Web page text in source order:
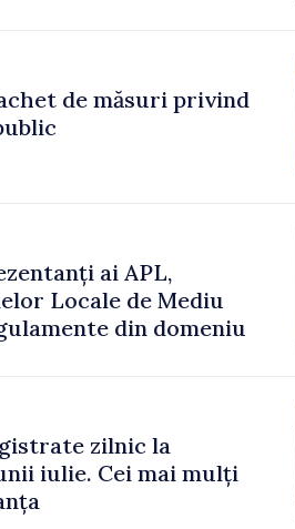
de măsuri privind
ai APL,
Locale de Mediu
din domeniu
zilnic la
iulie. Cei mai mulți